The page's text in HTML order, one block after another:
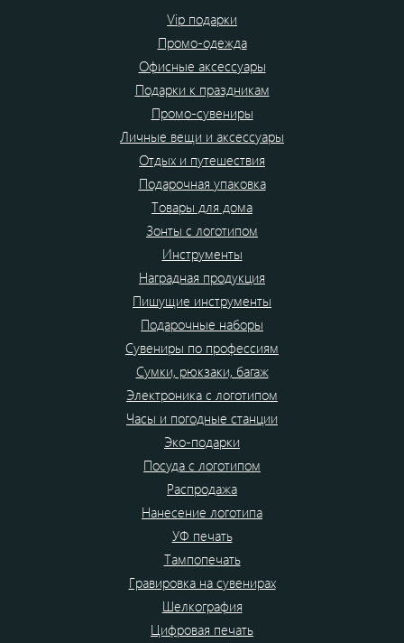
Vip подарки
Промо-одежда
Офисные аксессуары
Подарки к праздникам
Промо-сувениры
Личные вещи и аксессуары
Отдых и путешествия
Подарочная упаковка
Товары для дома
Зонты с логотипом
Инструменты
Наградная продукция
Пишущие инструменты
Подарочные наборы
Сувениры по профессиям
Сумки, рюкзаки, багаж
Электроника с логотипом
Часы и погодные станции
Эко-подарки
Посуда с логотипом
Распродажа
Нанесение логотипа
УФ печать
Тампопечать
Гравировка на сувенирах
Шелкография
Цифровая печать